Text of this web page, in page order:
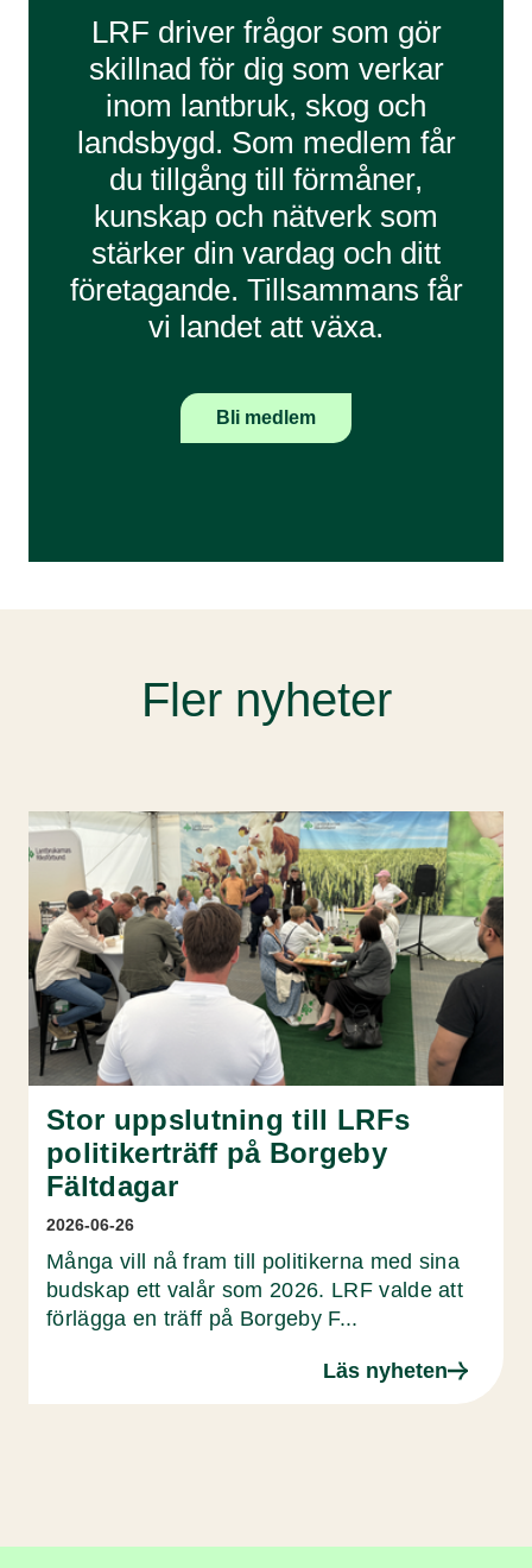
LRF driver frågor som gör
skillnad för dig som verkar
inom lantbruk, skog och
landsbygd. Som medlem får
du tillgång till förmåner,
kunskap och nätverk som
stärker din vardag och ditt
företagande. Tillsammans får
vi landet att växa.
Bli medlem
Fler nyheter
Stor uppslutning till LRFs
politikerträff på Borgeby
Fältdagar
2026-06-26
Många vill nå fram till politikerna med sina
budskap ett valår som 2026. LRF valde att
förlägga en träff på Borgeby F...
Läs nyheten